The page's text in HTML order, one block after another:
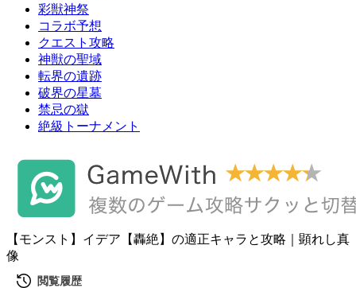
彩獣神祭
コラボ予想
クエスト攻略
神獣の聖域
転界の遺跡
破界の星墓
禁忌の獄
絶級トーナメント
【モンスト】イデア【轟絶】の適正キャラと攻略｜顕れし真
像